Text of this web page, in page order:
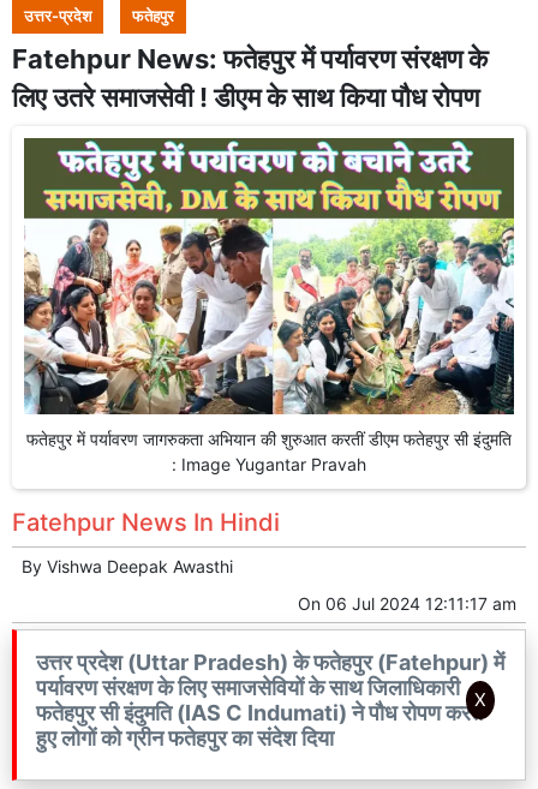
उत्तर-प्रदेश फतेहपुर
Fatehpur News: फतेहपुर में पर्यावरण संरक्षण के
लिए उतरे समाजसेवी ! डीएम के साथ किया पौध रोपण
फतेहपुर में पर्यावरण जागरुकता अभियान की शुरुआत करतीं डीएम फतेहपुर सी इंदुमति
: Image Yugantar Pravah
Fatehpur News In Hindi
By Vishwa Deepak Awasthi
On 06 Jul 2024 12:11:17 am
उत्तर प्रदेश (Uttar Pradesh) के फतेहपुर (Fatehpur) में
पर्यावरण संरक्षण के लिए समाजसेवियों के साथ जिलाधिकारी
फतेहपुर सी इंदुमति (IAS C Indumati) ने पौध रोपण करते
हुए लोगों को ग्रीन फतेहपुर का संदेश दिया
X